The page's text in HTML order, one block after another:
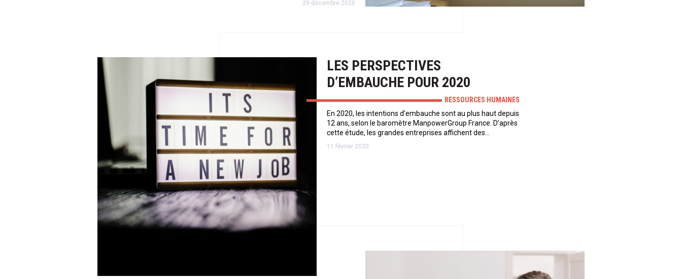
29 décembre 2020
LES PERSPECTIVES
D’EMBAUCHE POUR 2020
RESSOURCES HUMAINES
En 2020, les intentions d’embauche sont au plus haut depuis
12 ans, selon le baromètre ManpowerGroup France. D’après
cette étude, les grandes entreprises affichent des…
11 février 2020